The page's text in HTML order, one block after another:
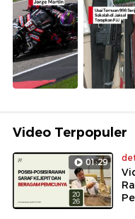
Video Terpopuler
01:29